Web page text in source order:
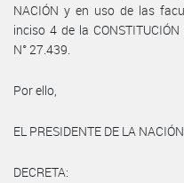
NACIÓN y en uso de las
inciso 4 de la
N° 27.439.
Por ello,
EL PRESIDENTE DE LA
DECRETA: